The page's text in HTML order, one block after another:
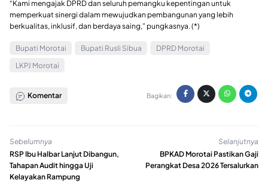
“Kami mengajak DPRD dan seluruh pemangku kepentingan untuk
memperkuat sinergi dalam mewujudkan pembangunan yang lebih
berkualitas, inklusif, dan berdaya saing,” pungkasnya. (*)
Bupati Morotai Bupati Rusli Sibua
DPRD Morotai
LKPJ Morotai
Komentar Bagikan:
Sebelumnya
RSP Ibu Halbar Lanjut Dibangun,
Tahapan Audit hingga Uji
Kelayakan Rampung
Selanjutnya
BPKAD Morotai Pastikan Gaji
Perangkat Desa 2026 Tersalurkan